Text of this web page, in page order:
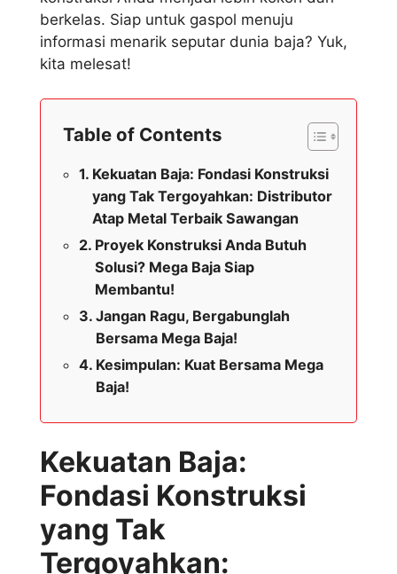
berkelas. Siap untuk gaspol menuju
informasi menarik seputar dunia baja? Yuk,
kita melesat!
Table of Contents
Kekuatan Baja: Fondasi Konstruksi
yang Tak Tergoyahkan: Distributor
Atap Metal Terbaik Sawangan
Proyek Konstruksi Anda Butuh
Solusi? Mega Baja Siap
Membantu!
Jangan Ragu, Bergabunglah
Bersama Mega Baja!
Kesimpulan: Kuat Bersama Mega
Baja!
Kekuatan Baja:
Fondasi Konstruksi
yang Tak
Tergoyahkan: